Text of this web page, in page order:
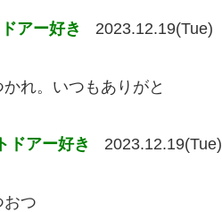
アー好き 2023.12.19(Tue)
れ。いつもありがと
ドアー好き 2023.12.19(Tue)
おつ